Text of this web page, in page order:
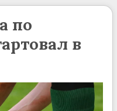
по
в